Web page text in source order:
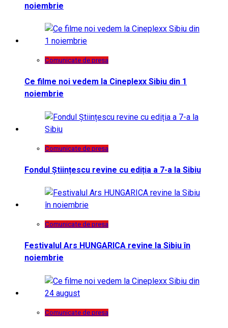
noiembrie
Comunicate de presa
Ce filme noi vedem la Cineplexx Sibiu din 1
noiembrie
Comunicate de presa
Fondul Științescu revine cu ediția a 7-a la Sibiu
Comunicate de presa
Festivalul Ars HUNGARICA revine la Sibiu în
noiembrie
Comunicate de presa